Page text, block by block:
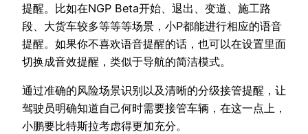
提醒。比如在NGP Beta开始、退出、变道、施工路
段、大货车较多等等等场景，小P都能进行相应的语音
提醒。如果你不喜欢语音提醒的话，也可以在设置里面
切换成音效提醒，类似于导航的简洁模式。
通过准确的风险场景识别以及清晰的分级接管提醒，让
驾驶员明确知道自己何时需要接管车辆，在这一点上，
小鹏要比特斯拉考虑得更加充分。